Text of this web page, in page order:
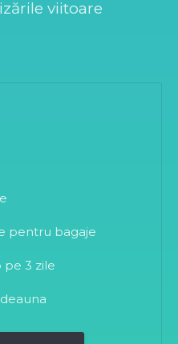
viitoare
pentru bagaje
pe 3 zile